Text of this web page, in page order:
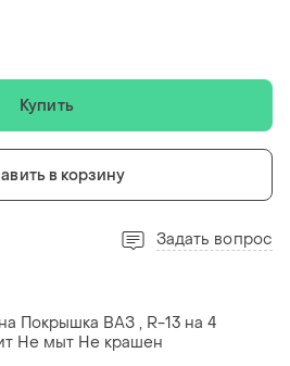
Купить
в корзину
Задать вопрос
Покрышка ВАЗ , R-13 на 4
Не мыт Не крашен